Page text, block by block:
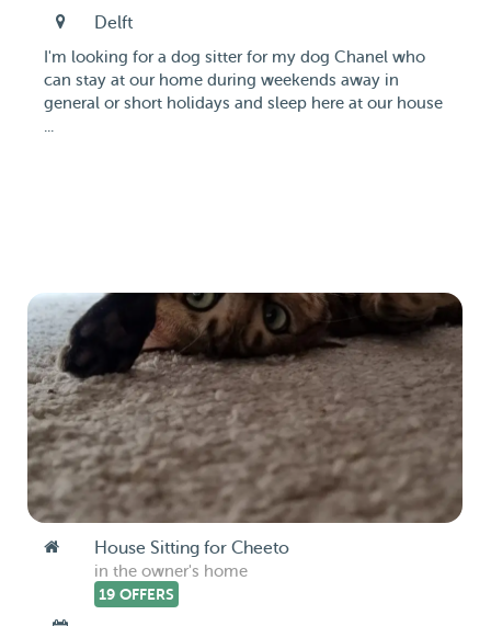
Delft
I'm looking for a dog sitter for my dog Chanel who
can stay at our home during weekends away in
general or short holidays and sleep here at our house
...
House Sitting for Cheeto
in the owner's home
19 OFFERS